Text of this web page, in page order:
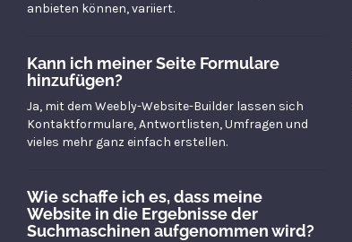
anbieten können, variiert.
Kann ich meiner Seite Formulare
hinzufügen?
Ja, mit dem Weebly-Website-Builder lassen sich
Kontaktformulare, Antwortlisten, Umfragen und
vieles mehr ganz einfach erstellen.
Wie schaffe ich es, dass meine
Website in die Ergebnisse der
Suchmaschinen aufgenommen wird?